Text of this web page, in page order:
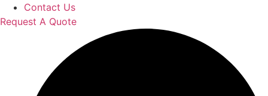
Contact Us
Request A Quote